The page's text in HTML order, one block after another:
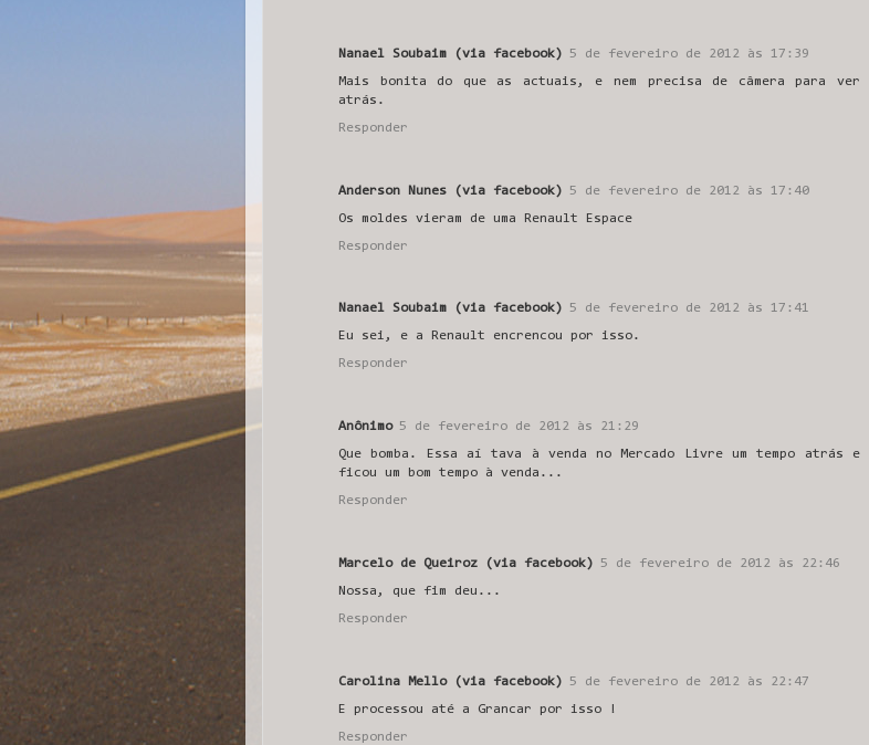
Nanael Soubaim (via facebook) 5 de fevereiro de 2012 às 17:39
Mais bonita do que as actuais, e nem precisa de câmera para ver
atrás.
Responder
Anderson Nunes (via facebook) 5 de fevereiro de 2012 às 17:40
Os moldes vieram de uma Renault Espace
Responder
Nanael Soubaim (via facebook) 5 de fevereiro de 2012 às 17:41
Eu sei, e a Renault encrencou por isso.
Responder
Anônimo 5 de fevereiro de 2012 às 21:29
Que bomba. Essa aí tava à venda no Mercado Livre um tempo atrás e
ficou um bom tempo à venda...
Responder
Marcelo de Queiroz (via facebook) 5 de fevereiro de 2012 às 22:46
Nossa, que fim deu...
Responder
Carolina Mello (via facebook) 5 de fevereiro de 2012 às 22:47
E processou até a Grancar por isso !
Responder